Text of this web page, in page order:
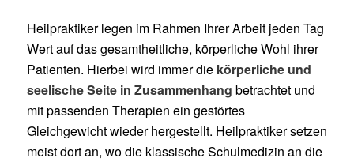
Heilpraktiker legen im Rahmen Ihrer Arbeit jeden Tag
Wert auf das gesamtheitliche, körperliche Wohl ihrer
Patienten. Hierbei wird immer die körperliche und
seelische Seite in Zusammenhang betrachtet und
mit passenden Therapien ein gestörtes
Gleichgewicht wieder hergestellt. Heilpraktiker setzen
meist dort an, wo die klassische Schulmedizin an die